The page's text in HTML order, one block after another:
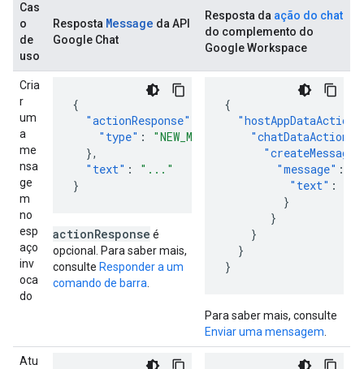
Cas
o
de
uso
Resposta Message da API
Google Chat
Resposta da ação do chat
do complemento do
Google Workspace
Cria
r
um
a
me
nsa
ge
m
no
esp
aço
inv
oca
do
{
"actionResponse"
"type" :
"NEW_MESSAGE"
},
"text" :
"..."
}
actionResponse é
opcional. Para saber mais,
consulte Responder a um
comando de barra
{
"hostAppDataAction"
"chatDataAction"
"message" :
"text" :
}
}
}
}
}
Para saber mais, consulte
Enviar uma mensagem
Atu